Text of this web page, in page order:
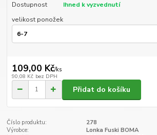
Dostupnost
Ihned k vyzvednutí
velikost ponožek
109,00 Kč/ks
90,08 Kč bez DPH
Přidat do košíku
Číslo produktu:
278
Výrobce:
Lonka Fuski BOMA